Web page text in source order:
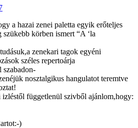
a hazai zenei paletta egyik erőteljes
szükebb körben ismert “A ‘la
zenekari tagok egyéni
széles repertoárja
szabadon-
nosztalgikus hangulatot teremtve
függetlenül szivből ajánlom,hogy:
)